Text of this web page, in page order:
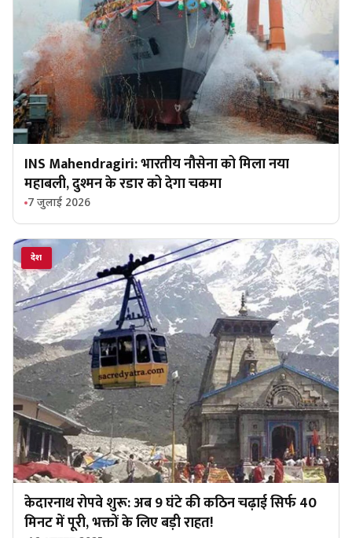
INS Mahendragiri: भारतीय नौसेना को मिला नया
महाबली, दुश्मन के रडार को देगा चकमा
7 जुलाई 2026
देश
केदारनाथ रोपवे शुरू: अब 9 घंटे की कठिन चढ़ाई सिर्फ 40
मिनट में पूरी, भक्तों के लिए बड़ी राहत!